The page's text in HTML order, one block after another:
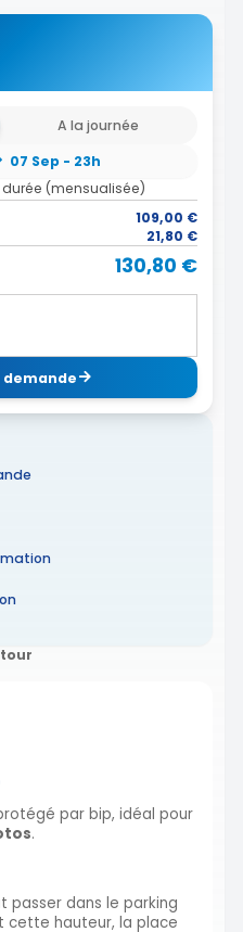
A la journée
07 Sep - 23h
(mensualisée)
109,00 €
21,80 €
130,80 €
demande
par bip, idéal pour
.
passer dans le parking
cette hauteur, la place